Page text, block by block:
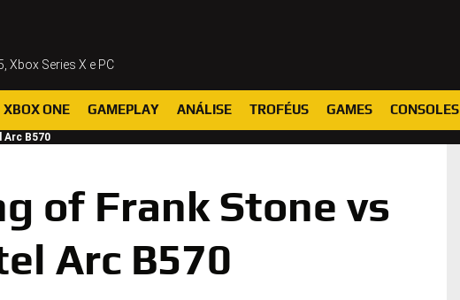
Xbox Series X e PC
XBOX ONE GAMEPLAY ANÁLISE TROFÉUS GAMES CONSOLES
B570
of Frank Stone vs
Arc B570